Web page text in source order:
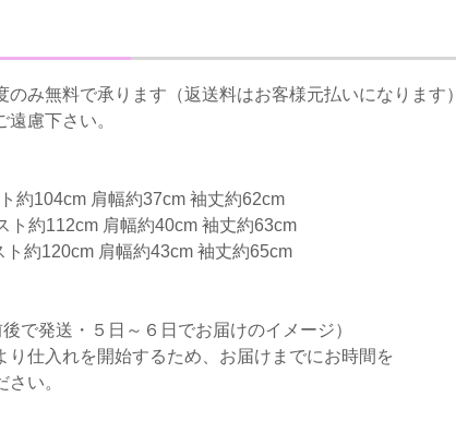
み無料で承ります（返送料はお客様元払いになります）
慮下さい。
約104cm 肩幅約37cm 袖丈約62cm
ト約112cm 肩幅約40cm 袖丈約63cm
ト約120cm 肩幅約43cm 袖丈約65cm
で発送・５日～６日でお届けのイメージ）
り仕入れを開始するため、お届けまでにお時間を
い。